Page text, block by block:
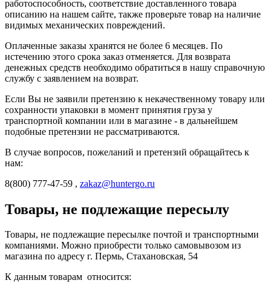
работоспособность, соответствие доставленного товара
описанию на нашем сайте, также проверьте товар на наличие
видимых механических повреждений.
Оплаченные заказы хранятся не более 6 месяцев. По
истечению этого срока заказ отменяется. Для возврата
денежных средств необходимо обратиться в нашу справочную
службу с заявлением на возврат.
Если Вы не заявили претензию к некачественному товару или
сохранности упаковки в момент принятия груза у
транспортной компании или в магазине - в дальнейшем
подобные претензии не рассматриваются.
В случае вопросов, пожеланий и претензий обращайтесь к
нам:
8(800) 777-47-59 , zakaz@huntergo.ru
Товары, не подлежащие пересылу
Товары, не подлежащие пересылке почтой и транспортными
компаниями. Можно приобрести только самовывозом из
магазина по адресу г. Пермь, Стахановская, 54
К данным товарам относится: